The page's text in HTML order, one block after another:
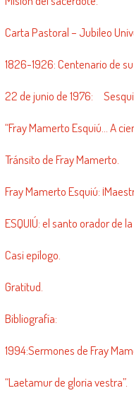
Carta Pastoral – Jubileo
1826-1926: Centenario de
22 de junio de 1976:
“Fray Mamerto Esquiú… A
Tránsito de Fray Mamerto.
Fray Mamerto Esquiú:
ESQUIÚ: el santo orador de
Casi epílogo.
Gratitud.
Bibliografía:
1994:Sermones de Fray
“Laetamur de gloria vestra”.